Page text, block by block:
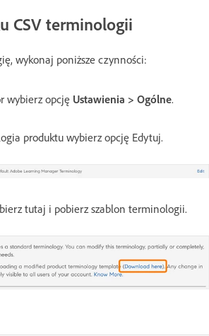
CSV terminologii
wykonaj poniższe czynności:
wybierz opcję Ustawienia > Ogólne.
produktu wybierz opcję Edytuj.
tutaj i pobierz szablon terminologii.